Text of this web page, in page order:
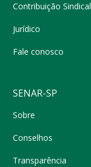
Contribuição Sindical
Jurídico
Fale conosco
SENAR-SP
Sobre
Conselhos
Transparência